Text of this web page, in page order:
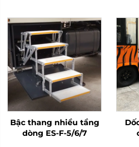
Bậc thang nhiều tầng
dòng ES-F-5/6/7